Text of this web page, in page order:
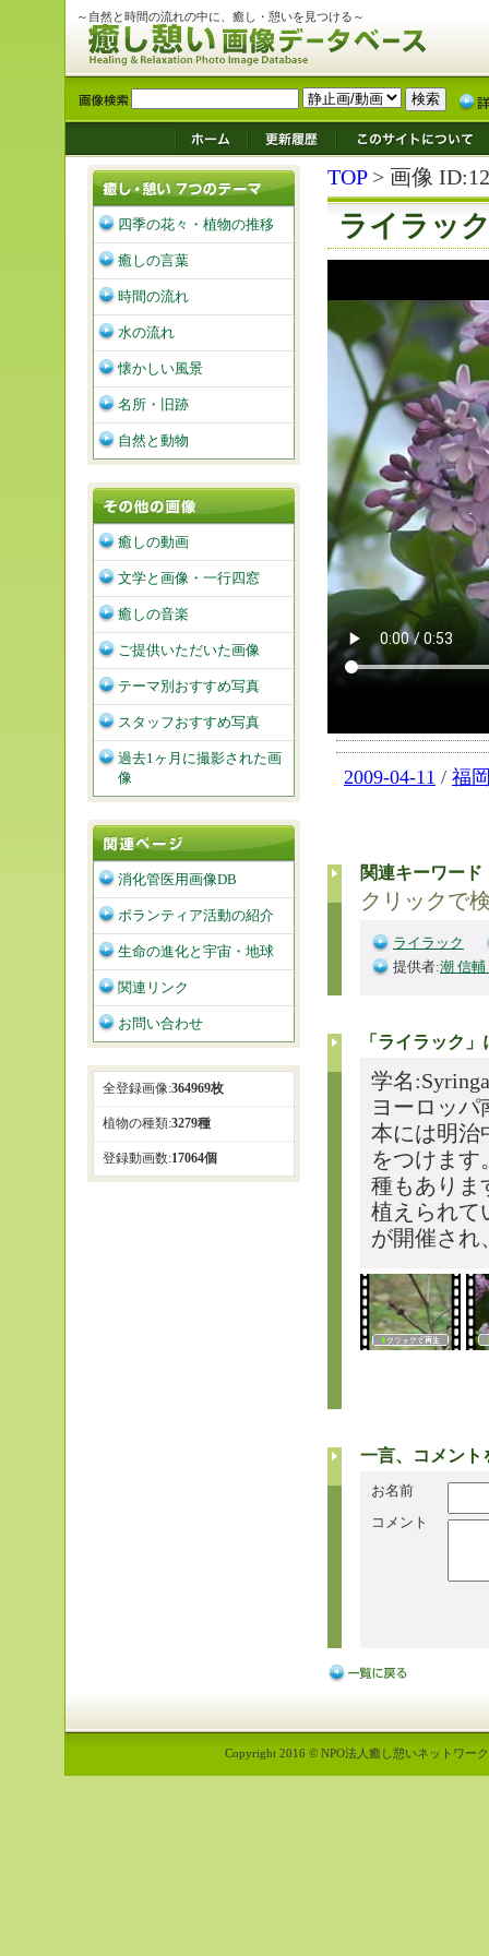
～自然と時間の流れの中に、癒し・憩いを見つける～
TOP> 画像
ライラッ
2009-04-11 / 福
関連キーワード
クリックで
ライラック
提供者:潮 信
「ライラック
学名
ヨーロッ
本には明治
をつけます
種もありま
植えられて
が開催され
一言、コメント
お名前
コメント
四季の花々・植物の推移
癒しの言葉
時間の流れ
水の流れ
懐かしい風景
名所・旧跡
自然と動物
癒しの動画
文学と画像・一行四窓
癒しの音楽
ご提供いただいた画像
テーマ別おすすめ写真
スタッフおすすめ写真
過去1ヶ月に撮影された画
像
消化管医用画像DB
ボランティア活動の紹介
生命の進化と宇宙・地球
関連リンク
お問い合わせ
全登録画像:364969枚
植物の種類:3279種
登録動画数:17064個
Copyright 2016 © NPO法人癒し憩いネットワー